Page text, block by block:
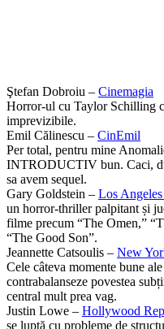
Ştefan Dobroiu – Cinemagia
Horror-ul cu Taylor Schilling
imprevizibile.
Emil Călinescu – CinEmil
Per total, pentru mine
INTRODUCTIV bun. Caci,
sa avem sequel.
Gary Goldstein – Los
un horror-thriller palpitant și
filme precum “The Omen,”
“The Good Son”.
Jeannette Catsoulis – New
Cele câteva momente bune
contrabalanseze povestea
central mult prea vag.
Justin Lowe – Hollywood
se luptă cu probleme de